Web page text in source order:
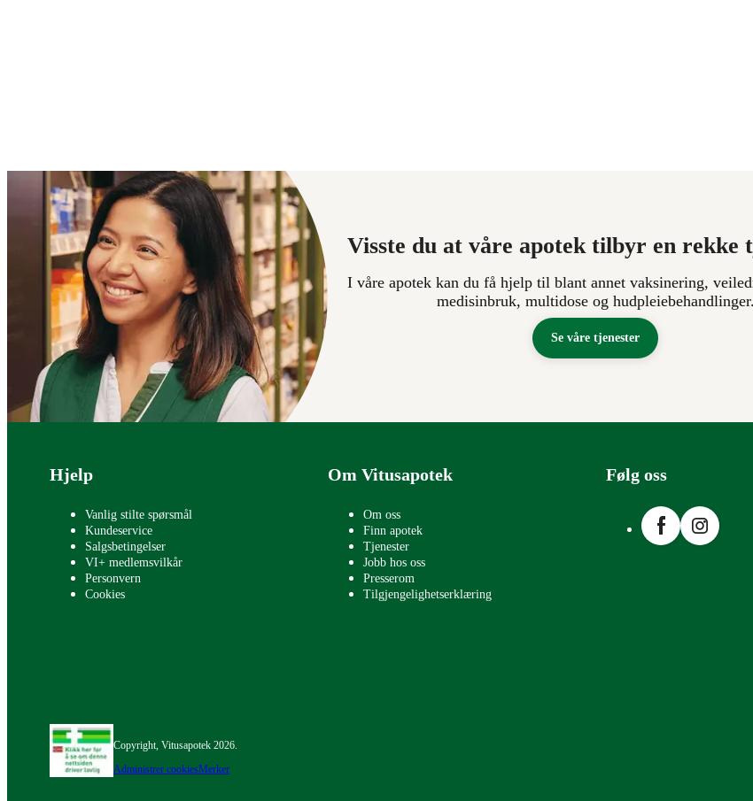
Visste du at våre apotek tilbyr en rekke
I våre apotek kan du få hjelp til blant annet vaksinering,
medisinbruk, multidose og hudpleiebehandlinger.
Se våre tjenester
Bunntekst
Hjelp
Vanlig stilte spørsmål
Kundeservice
Salgsbetingelser
VI+ medlemsvilkår
Personvern
Cookies
Om Vitusapotek
Om oss
Finn apotek
Tjenester
Jobb hos oss
Presserom
Tilgjengelighetserklæring
Følg oss
Facebook
Copyright, Vitusapotek 2026.
Administrer cookiesMerker